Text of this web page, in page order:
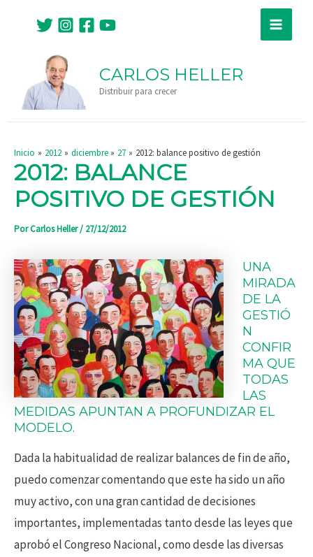
contenido
Main
CARLOS HELLER
Distribuir para crecer
Inicio 2012 diciembre 27 2012: balance positivo de gestión
2012: BALANCE
POSITIVO DE GESTIÓN
PorCarlos Heller/ 27/12/2012
UNA
MIRADA
DE LA
GESTIÓ
N
CONFIR
MA QUE
TODAS
LAS
MEDIDAS APUNTAN A PROFUNDIZAR EL
MODELO.
Dada la habitualidad de realizar balances de fin de año,
puedo comenzar comentando que este ha sido un año
muy activo, con una gran cantidad de decisiones
importantes, implementadas tanto desde las leyes que
aprobó el Congreso Nacional, como desde las diversas
entradas